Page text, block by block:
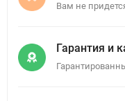
Вам не
Гарантия и